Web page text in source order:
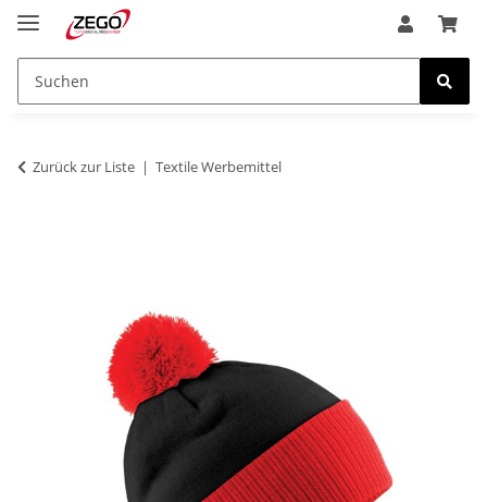
Zurück zur Liste Textile Werbemittel